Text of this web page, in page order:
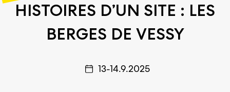
HISTOIRES D’UN SITE : LES
BERGES DE VESSY
13-14.9.2025